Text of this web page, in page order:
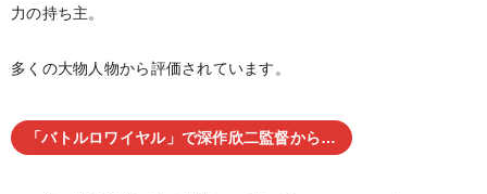
力の持ち主。
多くの大物人物から評価されています。
「バトルロワイヤル」で深作欣二監督から…